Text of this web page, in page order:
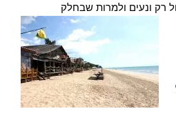
רק ונעים ולמרות שבחלק